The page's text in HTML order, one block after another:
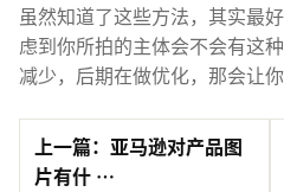
虽然知道了这些方法，其实最
虑到你所拍的主体会不会有这
减少，后期在做优化，那会让
上一篇：亚马逊对产品图
片有什 …